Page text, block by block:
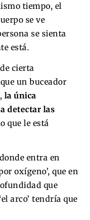
tiempo, el
se ve
se sienta
está.
cierta
un buceador
la única
detectar las
que le está
entra en
oxígeno’, que en
que
arco’ tendría que